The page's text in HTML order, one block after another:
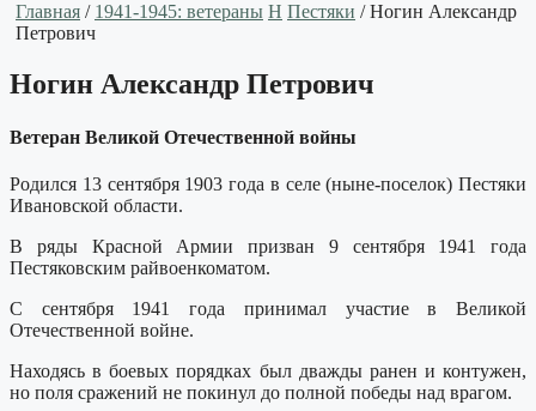
Главная / 1941-1945: ветераны Н Пестяки / Ногин Александр
Петрович
Ногин Александр Петрович
Ветеран Великой Отечественной войны
Родился 13 сентября 1903 года в селе (ныне-поселок) Пестяки
Ивановской области.
В ряды Красной Армии призван 9 сентября 1941 года
Пестяковским райвоенкоматом.
С сентября 1941 года принимал участие в Великой
Отечественной войне.
Находясь в боевых порядках был дважды ранен и контужен,
но поля сражений не покинул до полной победы над врагом.